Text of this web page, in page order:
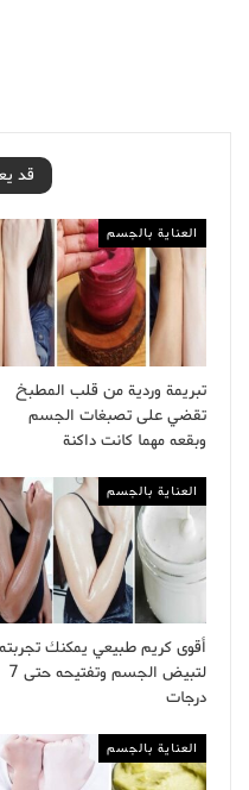
قد
العناية بالجسم
تبريمة وردية من قلب المطبخ
تقضي على تصبغات الجسم
وبقعه مهما كانت داكنة
العناية بالجسم
أقوى كريم طبيعي يمكنك تجربته
لتبيض الجسم وتفتيحه حتى 7
درجات
العناية بالجسم